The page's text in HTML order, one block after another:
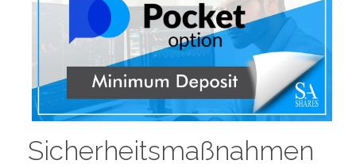
Sicherheitsmaßnahmen